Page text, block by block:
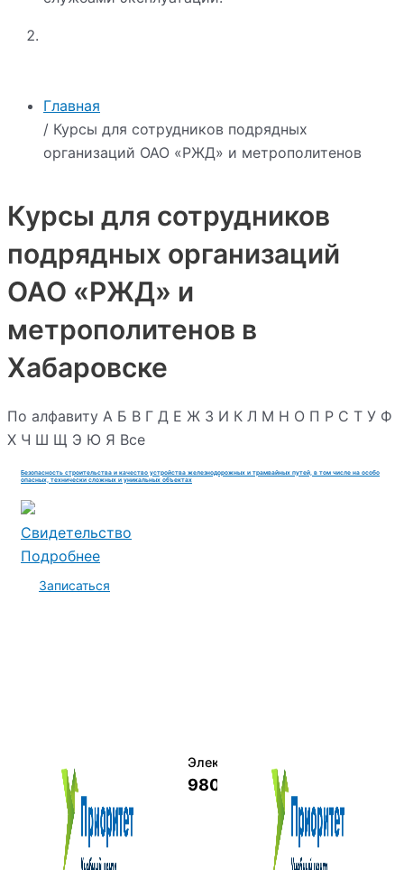
Главная
/ Курсы для сотрудников подрядных
организаций ОАО «РЖД» и метрополитенов
Курсы для сотрудников
подрядных организаций
ОАО «РЖД» и
метрополитенов в
Хабаровске
По алфавиту А Б В Г Д Е Ж З И К Л М Н О П Р С Т У Ф
Х Ч Ш Щ Э Ю Я Все
Безопасность строительства и качество устройства железнодорожных и трамвайных путей, в том числе на особо
опасных, технически сложных и уникальных объектах
Свидетельство
Подробнее
Записаться
Электромеханик по ремонту и
9800 руб.